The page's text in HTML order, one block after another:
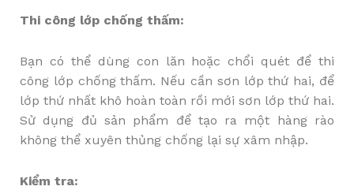
Thi công lớp chống thấm:
Bạn có thể dùng con lăn hoặc chổi quét để thi
công lớp chống thấm. Nếu cần sơn lớp thứ hai, để
lớp thứ nhất khô hoàn toàn rồi mới sơn lớp thứ hai.
Sử dụng đủ sản phẩm để tạo ra một hàng rào
không thể xuyên thủng chống lại sự xâm nhập.
Kiểm tra: